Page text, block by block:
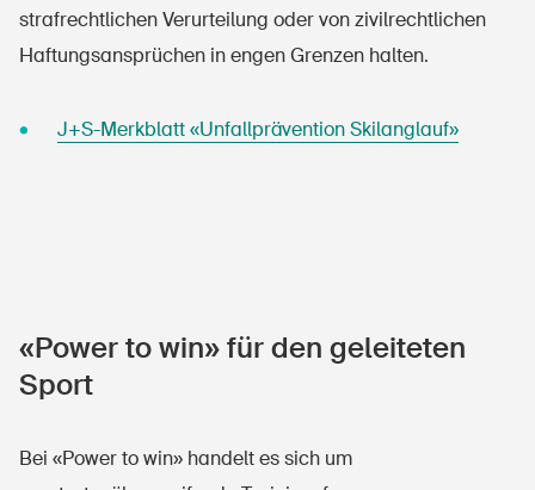
strafrechtlichen Verurteilung oder von zivilrechtlichen
Haftungsansprüchen in engen Grenzen halten.
J+S-Merkblatt «Unfallprävention Skilanglauf»
«Power to win» für den geleiteten
Sport
Bei «Power to win» handelt es sich um